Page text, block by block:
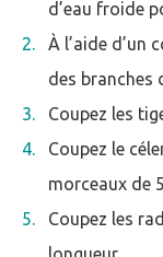
d’eau froide
À l’aide d’un
des branches
Coupez les
Coupez le
morceaux de
Coupez les